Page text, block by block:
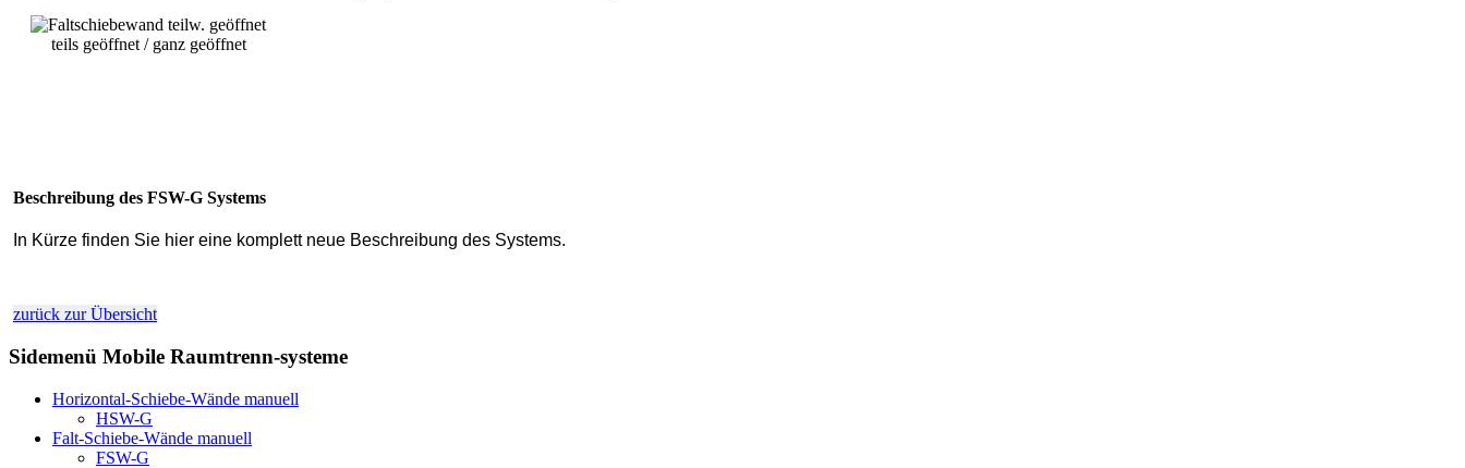
teils geöffnet / ganz geöffnet
Beschreibung des FSW-G Systems
In Kürze finden Sie hier eine komplett neue Beschreibung des Systems.
zurück zur Übersicht
Sidemenü Mobile Raumtrenn-systeme
Horizontal-Schiebe-Wände manuell
HSW-G
Falt-Schiebe-Wände manuell
FSW-G